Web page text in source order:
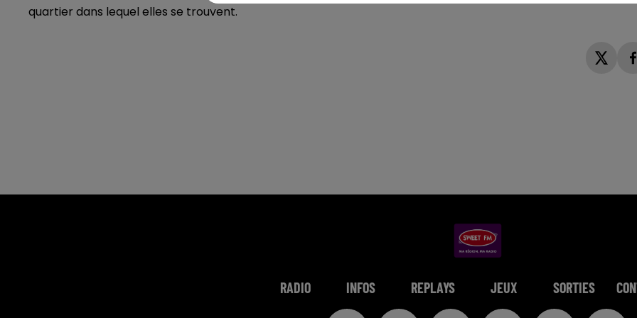
quartier dans lequel elles se trouvent.
RADIO INFOS REPLAYS JEUX SORTIES